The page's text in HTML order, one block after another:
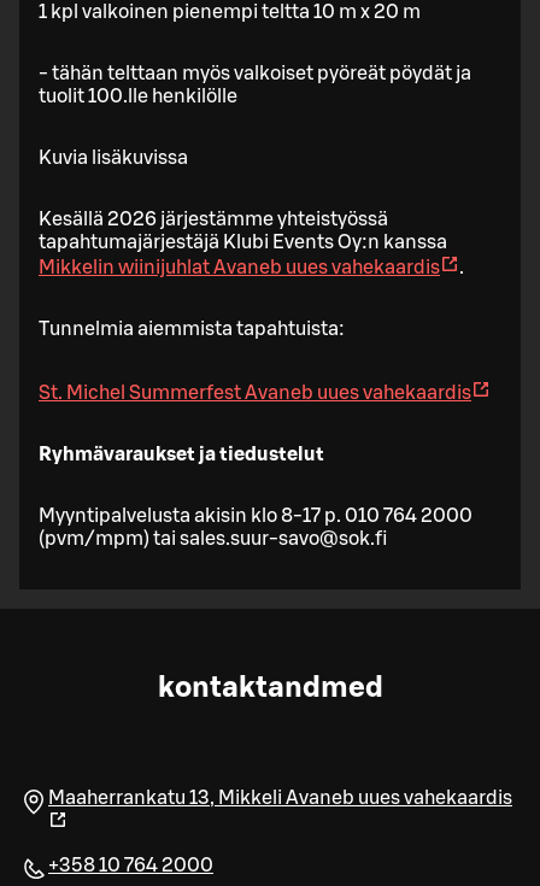
1 kpl valkoinen pienempi teltta 10 m x 20 m
- tähän telttaan myös valkoiset pyöreät pöydät ja
tuolit 100.lle henkilölle
Kuvia lisäkuvissa
Kesällä 2026 järjestämme yhteistyössä
tapahtumajärjestäjä Klubi Events Oy:n kanssa
Mikkelin wiinijuhlatAvaneb uues vahekaardis .
Tunnelmia aiemmista tapahtuista:
St. Michel SummerfestAvaneb uues vahekaardis
Ryhmävaraukset ja tiedustelut
Myyntipalvelusta akisin klo 8-17 p. 010 764 2000
(pvm/mpm) tai sales.suur-savo@sok.fi
kontaktandmed
Maaherrankatu 13, Mikkeli Avaneb uues vahekaardis
+358 10 764 2000